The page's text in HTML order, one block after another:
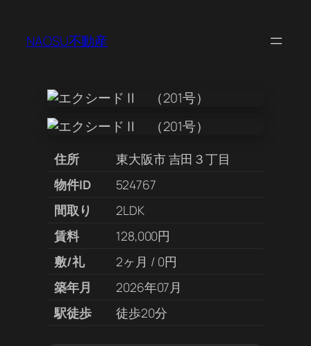
NAOSU不動産
住所
東大阪市 吉田３丁目
物件ID
524767
間取り
2LDK
賃料
128,000円
敷/礼
2ヶ月 / 0円
築年月
2026年07月
駅徒歩
徒歩20分